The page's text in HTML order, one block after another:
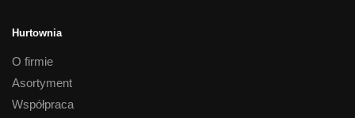
Hurtownia
O firmie
Asortyment
Współpraca